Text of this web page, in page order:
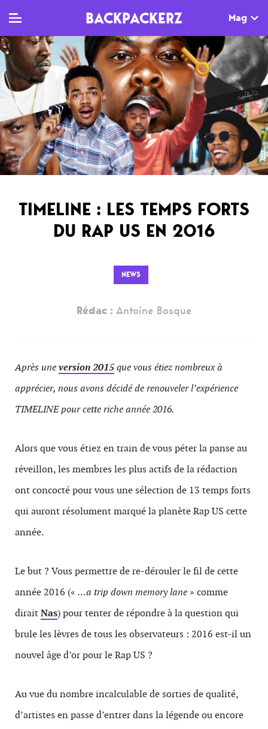
BACKPACKERZ Mag
TV
Clips
Live
Documentaires
MAG
Dossiers
Tops
Interviews
Sorties
AGENDA
Paris
Festivals
TIMELINE : LES TEMPS FORTS
DU RAP US EN 2016
NEWS
Rédac : Antoine Bosque
Après uneversion 2015que vous étiez nombreux à
apprécier, nous avons décidé de renouveler l’expérience
TIMELINE pour cette riche année 2016.
Alors que vous étiez en train de vous péter la panse au
réveillon, les membres les plus actifs de la rédaction
ont concocté pour vous une sélection de 13 temps forts
qui auront résolument marqué la planète Rap US cette
année.
Le but ? Vous permettre de re-dérouler le fil de cette
année 2016 (« …a trip down memory lane » comme
diraitNas) pour tenter de répondre à la question qui
brule les lèvres de tous les observateurs : 2016 est-il un
nouvel âge d’or pour le Rap US ?
Au vue du nombre incalculable de sorties de qualité,
d’artistes en passe d’entrer dans la légende ou encore